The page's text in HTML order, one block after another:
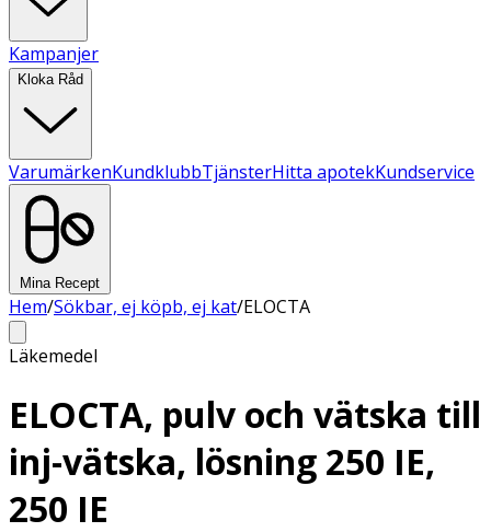
Kampanjer
Kloka Råd
VarumärkenKundklubbTjänsterHitta apotekKundservice
Mina Recept
Hem/Sökbar, ej köpb, ej kat/ELOCTA
Läkemedel
ELOCTA, pulv och vätska till
inj-vätska, lösning 250 IE,
250 IE